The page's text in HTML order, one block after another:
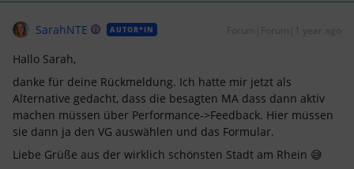
SarahNTE AUTOR*IN Forum|Forum|1 year ago
Hallo Sarah,
danke für deine Rückmeldung. Ich hatte mir jetzt als
Alternative gedacht, dass die besagten MA dass dann aktiv
machen müssen über Performance->Feedback. Hier müssen
sie dann ja den VG auswählen und das Formular.
Liebe Grüße aus der wirklich schönsten Stadt am Rhein 😅